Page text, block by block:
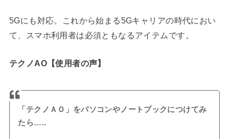
5Gにも対応。これから始まる5Gキャリアの時代におい
て、スマホ利用者は必須ともなるアイテムです。
テクノAO【使用者の声】
「テクノＡＯ」をパソコンやノートブックにつけてみ
たら…..